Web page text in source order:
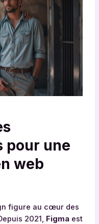
pour une
web
figure au cœur des
2021, Figmaest